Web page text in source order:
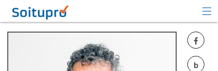
Recomendar
Registrarse
b